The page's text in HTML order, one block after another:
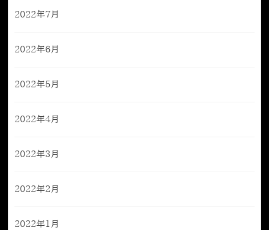
2022年7月
2022年6月
2022年5月
2022年4月
2022年3月
2022年2月
2022年1月